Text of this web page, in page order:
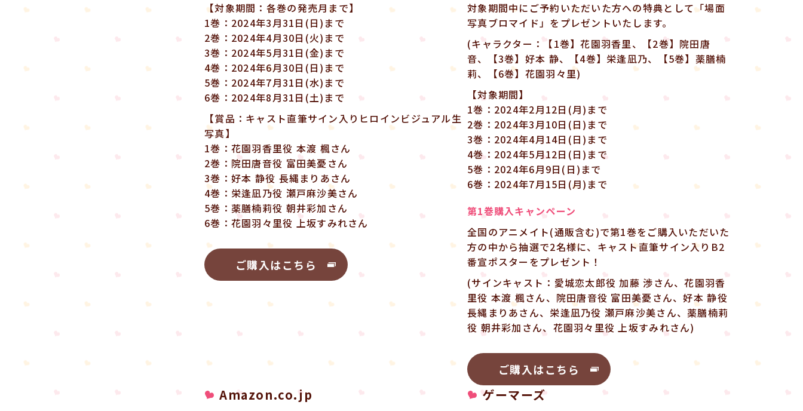
【対象期間：各巻の発売月まで】
1巻：2024年3月31日(日)まで
2巻：2024年4月30日(火)まで
3巻：2024年5月31日(金)まで
4巻：2024年6月30日(日)まで
5巻：2024年7月31日(水)まで
6巻：2024年8月31日(土)まで
【賞品：キャスト直筆サイン入りヒロインビジュアル生
写真】
1巻：花園羽香里役 本渡 楓さん
2巻：院田唐音役 富田美憂さん
3巻：好本 静役 長縄まりあさん
4巻：栄逢凪乃役 瀬戸麻沙美さん
5巻：薬膳楠莉役 朝井彩加さん
6巻：花園羽々里役 上坂すみれさん
ご購入はこちら
対象期間中にご予約いただいた方への特典として「場面
写真ブロマイド」をプレゼントいたします。
(キャラクター：【1巻】花園羽香里、【2巻】院田唐
音、【3巻】好本 静、【4巻】栄逢凪乃、【5巻】薬膳楠
莉、【6巻】花園羽々里)
【対象期間】
1巻：2024年2月12日(月)まで
2巻：2024年3月10日(日)まで
3巻：2024年4月14日(日)まで
4巻：2024年5月12日(日)まで
5巻：2024年6月9日(日)まで
6巻：2024年7月15日(月)まで
第1巻購入キャンペーン
全国のアニメイト(通販含む)で第1巻をご購入いただいた
方の中から抽選で2名様に、キャスト直筆サイン入りB2
番宣ポスターをプレゼント！
(サインキャスト：愛城恋太郎役 加藤 渉さん、花園羽香
里役 本渡 楓さん、院田唐音役 富田美憂さん、好本 静役
長縄まりあさん、栄逢凪乃役 瀬戸麻沙美さん、薬膳楠莉
役 朝井彩加さん、花園羽々里役 上坂すみれさん)
ご購入はこちら
Amazon.co.jp ゲーマーズ